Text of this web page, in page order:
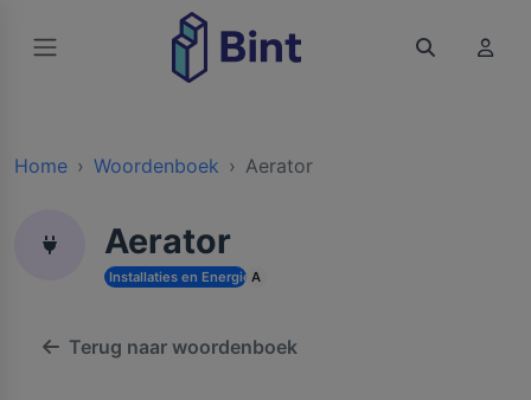
Home Woordenboek Aerator
Aerator
Installaties en Energie A
Terug naar woordenboek